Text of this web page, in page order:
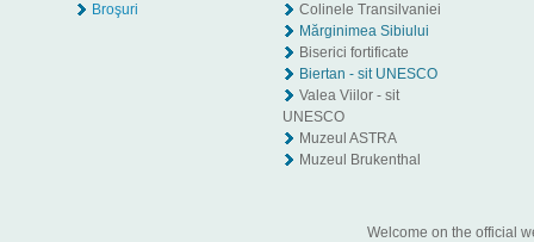
Broşuri
Colinele Transilvaniei
Mărginimea Sibiului
Biserici fortificate
Biertan - sit UNESCO
Valea Viilor - sit
UNESCO
Muzeul ASTRA
Muzeul Brukenthal
Welcome on the official